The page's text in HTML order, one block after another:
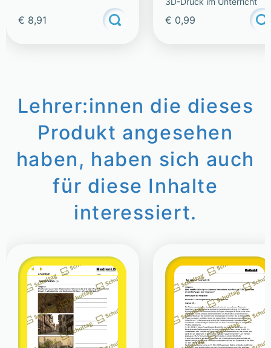
€ 8,91 € 0,99
Lehrer:innen die dieses
Produkt angesehen
haben, haben sich auch
für diese Inhalte
interessiert.